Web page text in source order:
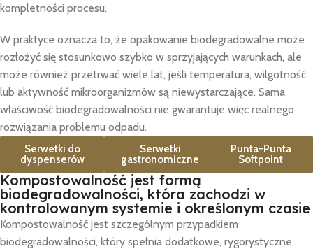
kompletności procesu.
W praktyce oznacza to, że opakowanie biodegradowalne może
rozłożyć się stosunkowo szybko w sprzyjających warunkach, ale
może również przetrwać wiele lat, jeśli temperatura, wilgotność
lub aktywność mikroorganizmów są niewystarczające. Sama
właściwość biodegradowalności nie gwarantuje więc realnego
rozwiązania problemu odpadu.
Serwetki do
dyspenserów
Serwetki
gastronomiczne
Punta-Punta
Softpoint
Kompostowalność jest formą
biodegradowalności, która zachodzi w
kontrolowanym systemie i określonym czasie
Kompostowalność jest szczególnym przypadkiem
biodegradowalności, który spełnia dodatkowe, rygorystyczne